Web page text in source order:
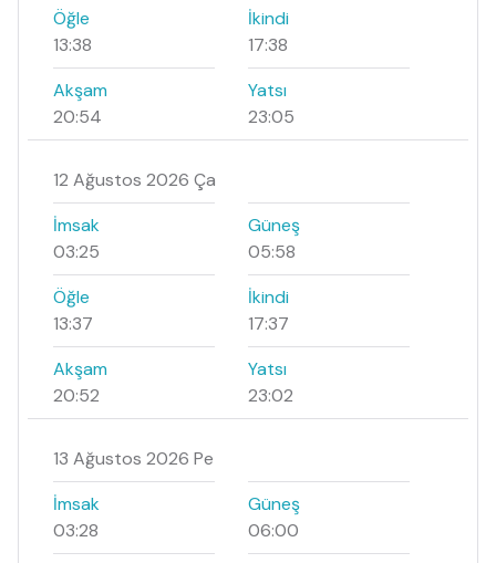
Öğle
13:38
İkindi
17:38
Akşam
20:54
Yatsı
23:05
12 Ağustos 2026 Ça
İmsak
03:25
Güneş
05:58
Öğle
13:37
İkindi
17:37
Akşam
20:52
Yatsı
23:02
13 Ağustos 2026 Pe
İmsak
03:28
Güneş
06:00